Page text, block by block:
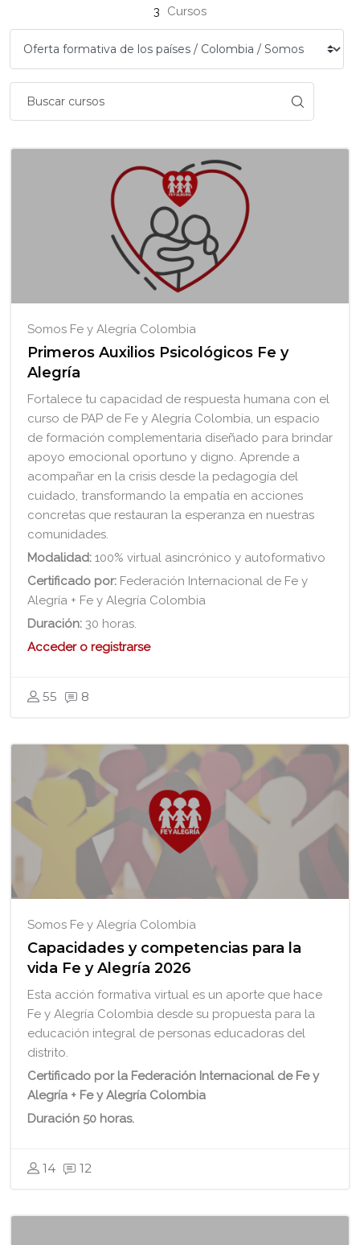
3 Cursos
Somos Fe y Alegría Colombia
Primeros Auxilios Psicológicos Fe y
Alegría
Fortalece tu capacidad de respuesta humana con el
curso de PAP de Fe y Alegría Colombia, un espacio
de formación complementaria diseñado para brindar
apoyo emocional oportuno y digno. Aprende a
acompañar en la crisis desde la pedagogía del
cuidado, transformando la empatía en acciones
concretas que restauran la esperanza en nuestras
comunidades.
Modalidad: 100% virtual asincrónico y autoformativo
Certificado por: Federación Internacional de Fe y
Alegría + Fe y Alegría Colombia
Duración: 30 horas.
Acceder o registrarse
55 8
Somos Fe y Alegría Colombia
Capacidades y competencias para la
vida Fe y Alegría 2026
Esta acción formativa virtual es un aporte que hace
Fe y Alegría Colombia desde su propuesta para la
educación integral de personas educadoras del
distrito.
Certificado por la Federación Internacional de Fe y
Alegría + Fe y Alegría Colombia
Duración 50 horas.
14 12